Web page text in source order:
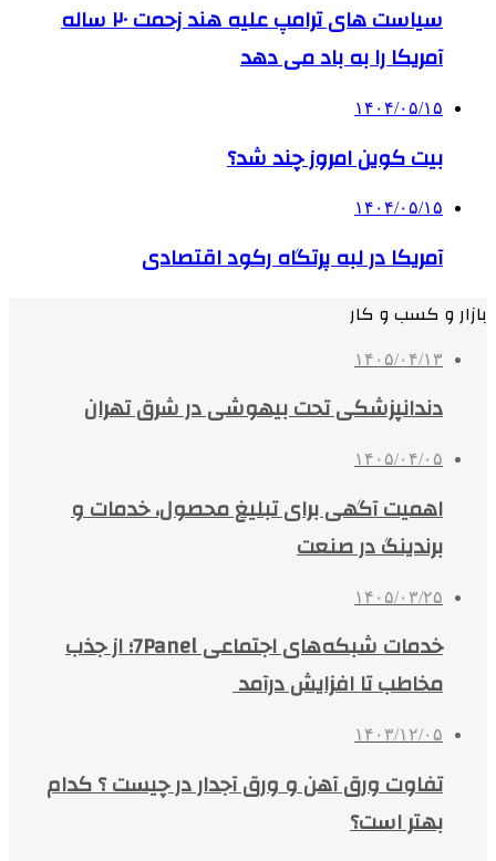
سیاست های ترامپ علیه هند زحمت ۲۰ ساله
آمریکا را به باد می دهد
۱۴۰۴/۰۵/۱۵
بیت کوین امروز چند شد؟
۱۴۰۴/۰۵/۱۵
آمریکا در لبه پرتگاه رکود اقتصادی
بازار و کسب و کار
۱۴۰۵/۰۴/۱۳
دندانپزشکی تحت بیهوشی در شرق تهران
۱۴۰۵/۰۴/۰۵
اهمیت آگهی برای تبلیغ محصول، خدمات و
برندینگ در صنعت
۱۴۰۵/۰۳/۲۵
خدمات شبکه‌های اجتماعی 7Panel؛ از جذب
مخاطب تا افزایش درآمد
۱۴۰۳/۱۲/۰۵
تفاوت ورق آهن و ورق آجدار در چیست ؟ کدام
بهتر است؟